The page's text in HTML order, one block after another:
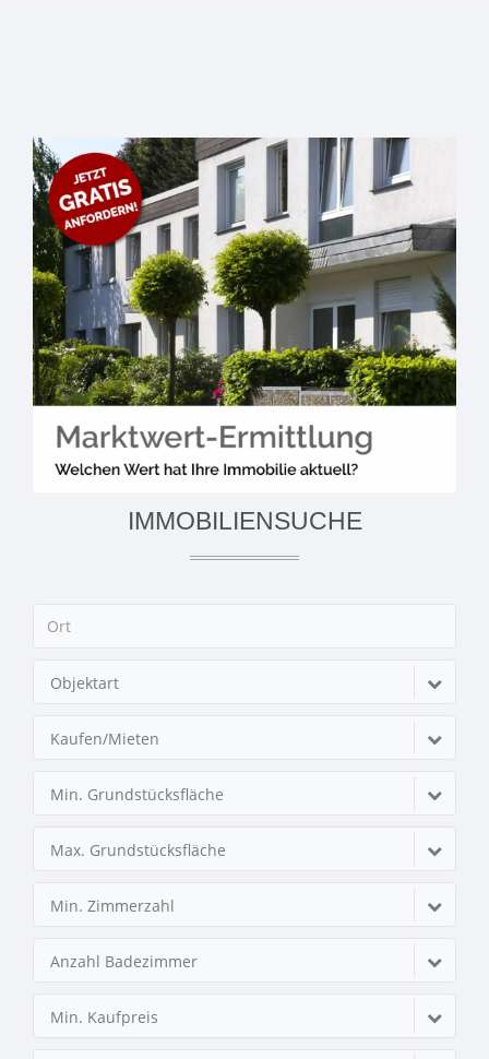
IMMOBILIENSUCHE
Objektart
Kaufen/Mieten
Min. Grundstücksfläche
Max. Grundstücksfläche
Min. Zimmerzahl
Anzahl Badezimmer
Min. Kaufpreis